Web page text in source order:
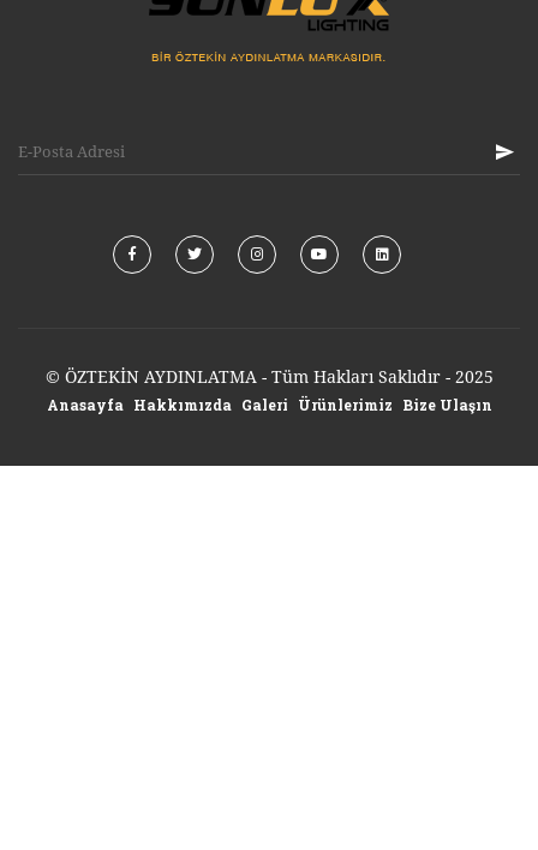
© ÖZTEKİN AYDINLATMA - Tüm Hakları Saklıdır - 2025
Anasayfa Hakkımızda Galeri Ürünlerimiz Bize Ulaşın